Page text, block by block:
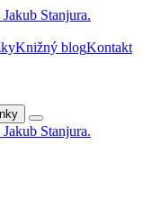
Knižný blogKontakt